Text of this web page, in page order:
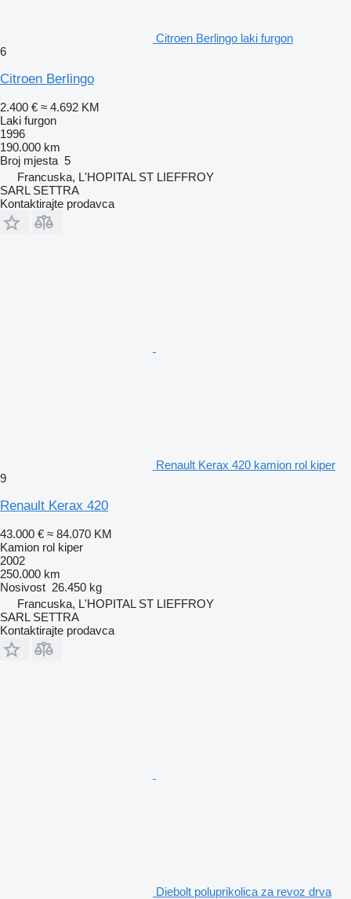
Citroen Berlingo laki furgon
6
Citroen Berlingo
2.400 € ≈ 4.692 KM
Laki furgon
1996
190.000 km
Broj mjesta 5
Francuska, L'HOPITAL ST LIEFFROY
SARL SETTRA
Kontaktirajte prodavca
Renault Kerax 420 kamion rol kiper
9
Renault Kerax 420
43.000 € ≈ 84.070 KM
Kamion rol kiper
2002
250.000 km
Nosivost 26.450 kg
Francuska, L'HOPITAL ST LIEFFROY
SARL SETTRA
Kontaktirajte prodavca
Diebolt poluprikolica za revoz drva